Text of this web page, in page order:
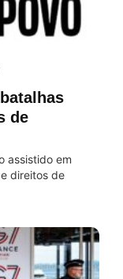
de
assistido em
direitos de